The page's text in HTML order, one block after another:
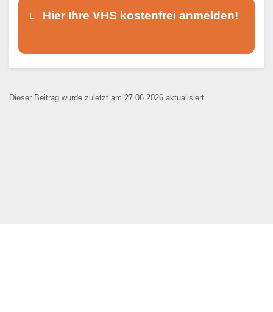
Hier Ihre VHS kostenfrei anmelden!
Kontaktaufnahme und ist nicht
Dieser Beitrag wurde zuletzt am 27.06.2026 aktualisiert.